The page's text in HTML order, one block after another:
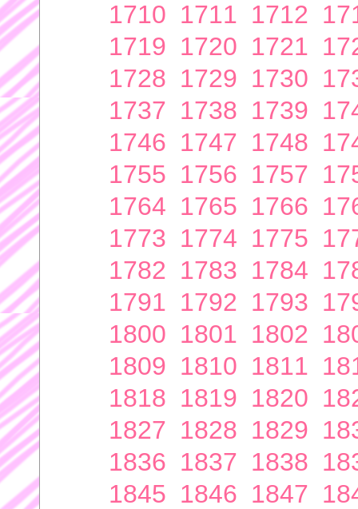
1710 1711 1712
1719 1720 1721
1728 1729 1730
1737 1738 1739
1746 1747 1748
1755 1756 1757
1764 1765 1766
1773 1774 1775
1782 1783 1784
1791 1792 1793
1800 1801 1802
1809 1810 1811
1818 1819 1820
1827 1828 1829
1836 1837 1838
1845 1846 1847